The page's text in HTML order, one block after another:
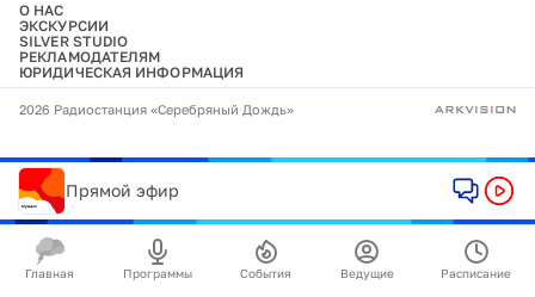
О НАС
ЭКСКУРСИИ
SILVER STUDIO
РЕКЛАМОДАТЕЛЯМ
ЮРИДИЧЕСКАЯ ИНФОРМАЦИЯ
2026 Радиостанция «Серебряный Дождь»
Прямой эфир
Главная Программы События Ведущие Расписание